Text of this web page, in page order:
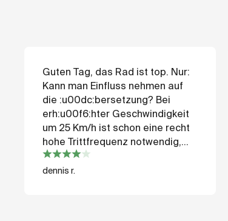
Guten Tag, das Rad ist top. Nur:
Kann man Einfluss nehmen auf
die :u00dc:bersetzung? Bei
erh:u00f6:hter Geschwindigkeit
um 25 Km/h ist schon eine recht
hohe Trittfrequenz notwendig,
das w:u00fc:rde ich gern
anpassen. M:u00f6:glich?
dennis r.